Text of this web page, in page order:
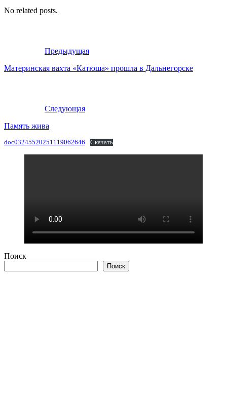
No related posts.
Предыдущая
Материнская вахта «Катюша» прошла в Дальнегорске
Следующая
Память жива
doc03245520251119062646 Скачать
Поиск
Поиск